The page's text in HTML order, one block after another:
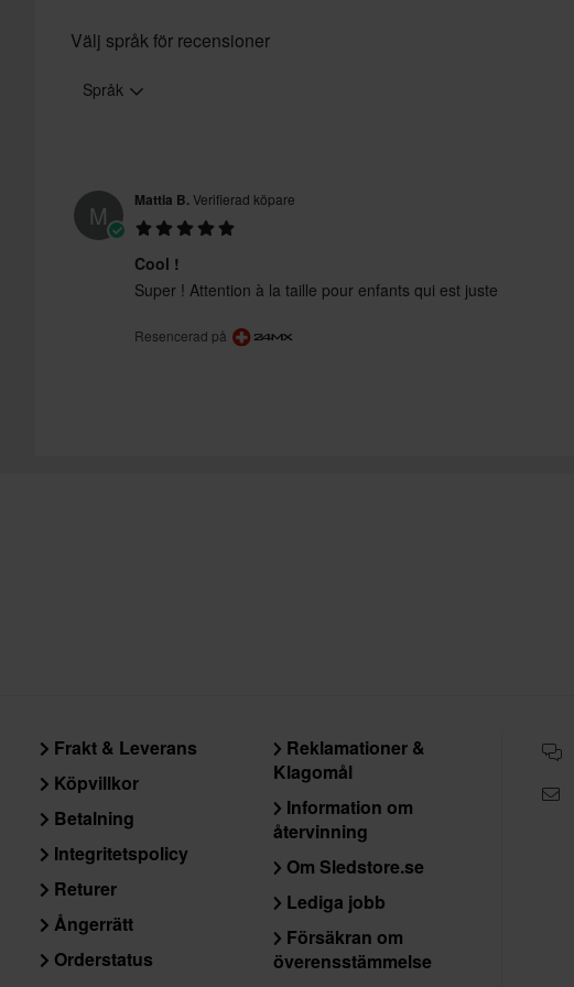
Välj språk för recensioner
Språk
M Mattia B.Verifierad köpare
Cool !
Super ! Attention à la taille pour enfants qui est juste
Resencerad på
Frakt & Leverans
Köpvillkor
Betalning
Integritetspolicy
Returer
Ångerrätt
Orderstatus
Reklamationer &
Klagomål
Information om
återvinning
Om Sledstore.se
Lediga jobb
Försäkran om
överensstämmelse